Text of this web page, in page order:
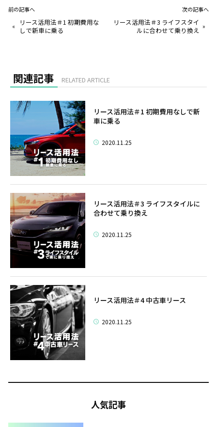
前の記事へ
«
リース活用法＃1 初期費用な
しで新車に乗る
次の記事へ
リース活用法＃3 ライフスタイ
ルに合わせて乗り換え »
関連記事 RELATED ARTICLE
リース活用法＃1 初期費用なしで新
車に乗る
2020.11.25
リース活用法＃3 ライフスタイルに
合わせて乗り換え
2020.11.25
リース活用法＃4 中古車リース
2020.11.25
人気記事